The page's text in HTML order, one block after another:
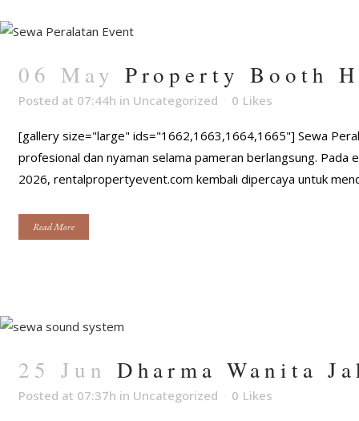
06 May Property Booth
Posted at 07:44h in Uncategorized 0 Likes
[gallery size="large" ids="1662,1663,1664,1665"] Sewa
profesional dan nyaman selama pameran berlangsung.
2026, rentalpropertyevent.com kembali dipercaya untuk
Read More
25 Jun Dharma Wanita
Posted at 07:37h in Uncategorized 0 Likes